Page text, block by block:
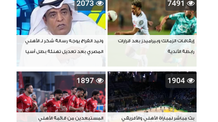
7491
إيقافات الزمالك وبيراميدز بعد قرارات
رابطة الأندية
2073
وليد الفراج يوجه رسالة شكر لـ الأهلي
المصري بعد تعديل تهنئة بطل آسيا
1904
بث مباشر لمباراة الأهلي والأفريقي
1897
المستبعدين من قائمة الأهلي